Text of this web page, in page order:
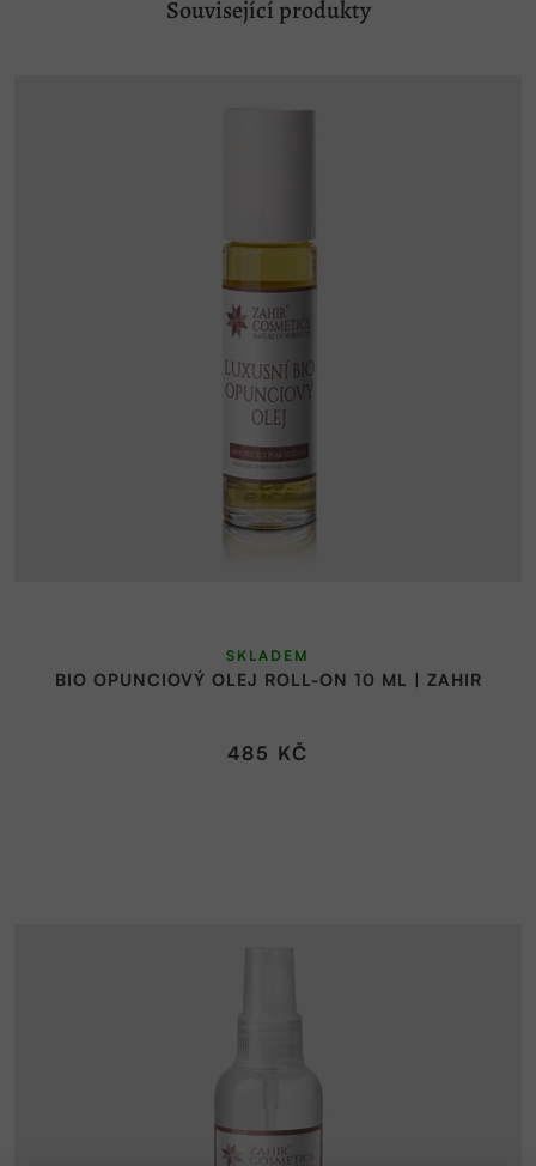
Související produkty
BIO OPUNCIOVÝ OLEJ ROLL-ON 10 ML | ZAHIR
SKLADEM
485 KČ